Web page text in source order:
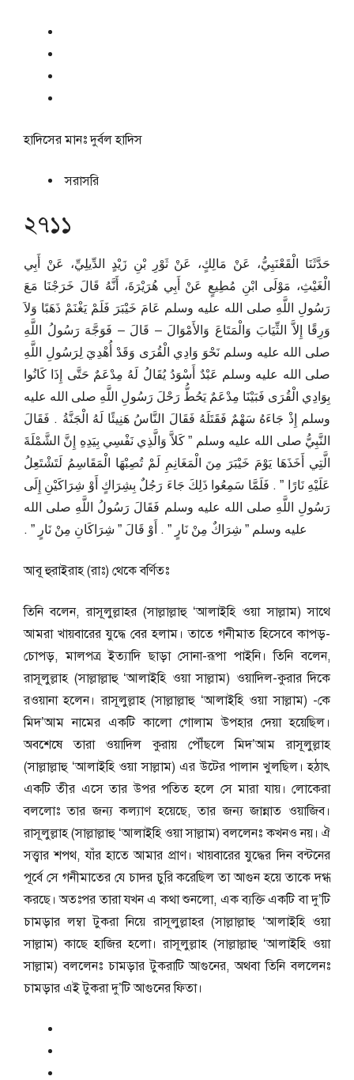
হাদিসের মানঃদুর্বল হাদিস
সরাসরি
২৭১১
حَدَّثَنَا الْقَعْنَبِيُّ، عَنْ مَالِكٍ، عَنْ ثَوْرِ بْنِ زَيْدٍ الدِّيلِيِّ، عَنْ أَبِي
الْغَيْثِ، مَوْلَى ابْنِ مُطِيعٍ عَنْ أَبِي هُرَيْرَةَ، أَنَّهُ قَالَ خَرَجْنَا مَعَ
رَسُولِ اللَّهِ صلى الله عليه وسلم عَامَ خَيْبَرَ فَلَمْ يَغْنَمْ ذَهَبًا وَلاَ
وَرِقًا إِلاَّ الثِّيَابَ وَالْمَتَاعَ وَالأَمْوَالَ – قَالَ – فَوَجَّهَ رَسُولُ اللَّهِ
صلى الله عليه وسلم نَحْوَ وَادِي الْقُرَى وَقَدْ أُهْدِيَ لِرَسُولِ اللَّهِ
صلى الله عليه وسلم عَبْدٌ أَسْوَدُ يُقَالُ لَهُ مِدْعَمٌ حَتَّى إِذَا كَانُوا
بِوَادِي الْقُرَى فَبَيْنَا مِدْعَمٌ يَحُطُّ رَحْلَ رَسُولِ اللَّهِ صلى الله عليه
وسلم إِذْ جَاءَهُ سَهْمٌ فَقَتَلَهُ فَقَالَ النَّاسُ هَنِيئًا لَهُ الْجَنَّةُ ‏.‏ فَقَالَ
النَّبِيُّ صلى الله عليه وسلم ‏”‏ كَلاَّ وَالَّذِي نَفْسِي بِيَدِهِ إِنَّ الشَّمْلَةَ
الَّتِي أَخَذَهَا يَوْمَ خَيْبَرَ مِنَ الْمَغَانِمِ لَمْ تُصِبْهَا الْمَقَاسِمُ لَتَشْتَعِلُ
عَلَيْهِ نَارًا ‏”‏ ‏.‏ فَلَمَّا سَمِعُوا ذَلِكَ جَاءَ رَجُلٌ بِشِرَاكٍ أَوْ شِرَاكَيْنِ إِلَى
رَسُولِ اللَّهِ صلى الله عليه وسلم فَقَالَ رَسُولُ اللَّهِ صلى الله
عليه وسلم ‏”‏ شِرَاكٌ مِنْ نَارٍ ‏”‏ ‏.‏ أَوْ قَالَ ‏”‏ شِرَاكَانِ مِنْ نَارٍ ‏”‏ ‏.‏
আবূ হুরাইরাহ (রাঃ) থেকে বর্ণিতঃ
তিনি বলেন, রাসূলুল্লাহর (সাল্লাল্লাহু ‘আলাইহি ওয়া সাল্লাম) সাথে
আমরা খায়বারের যুদ্ধে বের হলাম। তাতে গনীমাত হিসেবে কাপড়-
চোপড়, মালপত্র ইত্যাদি ছাড়া সোনা-রূপা পাইনি। তিনি বলেন,
রাসূলুল্লাহ (সাল্লাল্লাহু ‘আলাইহি ওয়া সাল্লাম) ওয়াদিল-কুরার দিকে
রওয়ানা হলেন। রাসূলুল্লাহ (সাল্লাল্লাহু ‘আলাইহি ওয়া সাল্লাম) -কে
মিদ’আম নামের একটি কালো গোলাম উপহার দেয়া হয়েছিল।
অবশেষে তারা ওয়াদিল কুরায় পৌঁছলে মিদ’আম রাসূলুল্লাহ
(সাল্লাল্লাহু ‘আলাইহি ওয়া সাল্লাম) এর উটের পালান খুলছিল। হঠাৎ
একটি তীর এসে তার উপর পতিত হলে সে মারা যায়। লোকেরা
বললোঃ তার জন্য কল্যাণ হয়েছে, তার জন্য জান্নাত ওয়াজিব।
রাসূলুল্লাহ (সাল্লাল্লাহু ‘আলাইহি ওয়া সাল্লাম) বললেনঃ কখনও নয়। ঐ
সত্ত্বার শপথ, যাঁর হাতে আমার প্রাণ। খায়বারের যুদ্ধের দিন বন্টনের
পূর্বে সে গনীমাতের যে চাদর চুরি করেছিল তা আগুন হয়ে তাকে দগ্ধ
করছে। অতঃপর তারা যখন এ কথা শুনলো, এক ব্যক্তি একটি বা দু’টি
চামড়ার লম্বা টুকরা নিয়ে রাসূলুল্লাহর (সাল্লাল্লাহু ‘আলাইহি ওয়া
সাল্লাম) কাছে হাজির হলো। রাসূলুল্লাহ (সাল্লাল্লাহু ‘আলাইহি ওয়া
সাল্লাম) বললেনঃ চামড়ার টুকরাটি আগুনের, অথবা তিনি বললেনঃ
চামড়ার এই টুকরা দু’টি আগুনের ফিতা।